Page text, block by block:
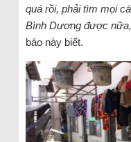
quá rồi, phải tìm mọi
Bình Dương được nữa
báo này biết.